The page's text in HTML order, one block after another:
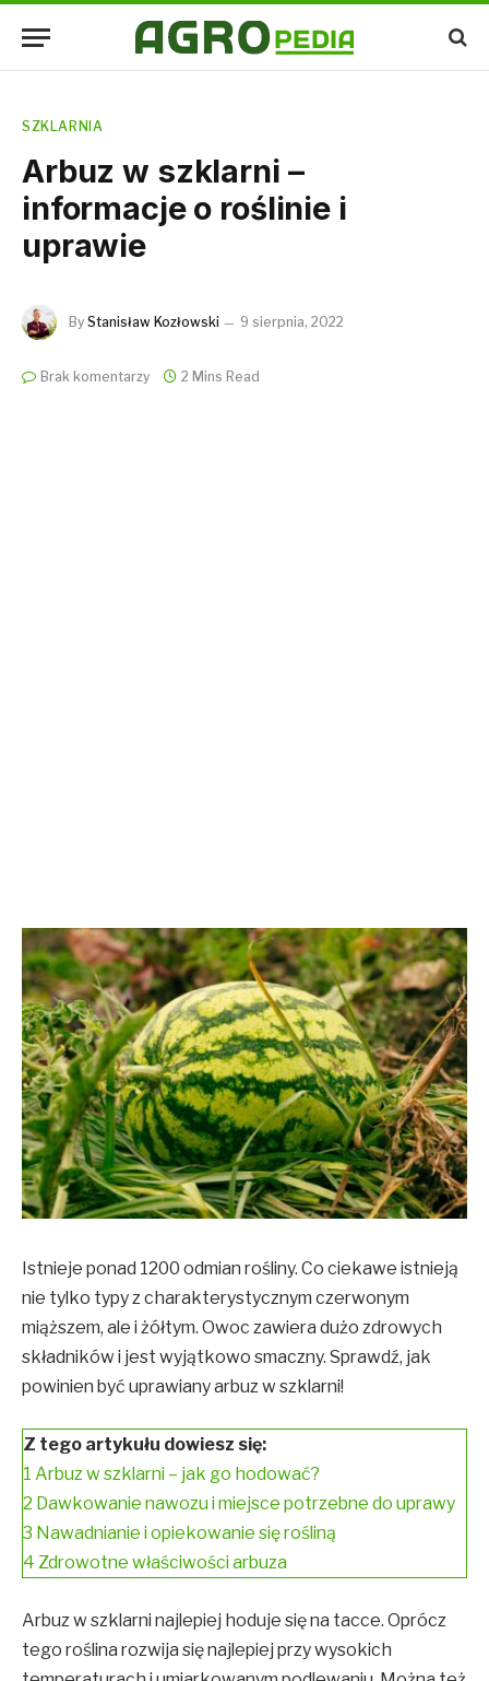
SZKLARNIA
Arbuz w szklarni –
informacje o roślinie i
uprawie
By Stanisław Kozłowski 9 sierpnia, 2022
Brak komentarzy 2 Mins Read
Istnieje ponad 1200 odmian rośliny. Co ciekawe istnieją
nie tylko typy z charakterystycznym czerwonym
miąższem, ale i żółtym. Owoc zawiera dużo zdrowych
składników i jest wyjątkowo smaczny. Sprawdź, jak
powinien być uprawiany arbuz w szklarni!
Z tego artykułu dowiesz się:
1 Arbuz w szklarni – jak go hodować?
2 Dawkowanie nawozu i miejsce potrzebne do uprawy
3 Nawadnianie i opiekowanie się rośliną
4 Zdrowotne właściwości arbuza
Arbuz w szklarni najlepiej hoduje się na tacce. Oprócz
tego roślina rozwija się najlepiej przy wysokich